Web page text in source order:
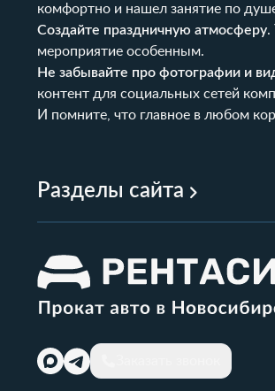
комфортно и нашел занятие по
Создайте праздничную атмосферу.
мероприятие особенным.
Не забывайте про фотографии и
контент для социальных сетей
И помните, что главное в любом
Разделы сайта